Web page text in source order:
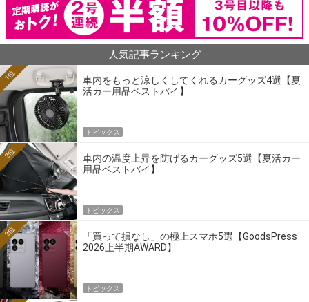
人気記事ランキング
車内をもっと涼しくしてくれるカーグッズ4選【夏
活カー用品ベストバイ】
1位
トピックス
車内の温度上昇を防げるカーグッズ5選【夏活カー
用品ベストバイ】
2位
トピックス
「買って損なし」の極上スマホ5選【GoodsPress
2026上半期AWARD】
3位
トピックス